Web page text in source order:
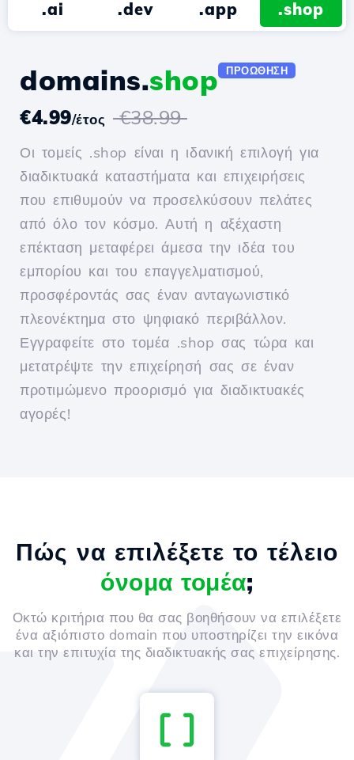
.ai .dev .app .shop
domains.shop ΠΡΟΏΘΗΣΗ
€4.99/έτος €38.99
Οι τομείς .shop είναι η ιδανική επιλογή για
διαδικτυακά καταστήματα και επιχειρήσεις
που επιθυμούν να προσελκύσουν πελάτες
από όλο τον κόσμο. Αυτή η αξέχαστη
επέκταση μεταφέρει άμεσα την ιδέα του
εμπορίου και του επαγγελματισμού,
προσφέροντάς σας έναν ανταγωνιστικό
πλεονέκτημα στο ψηφιακό περιβάλλον.
Εγγραφείτε στο τομέα .shop σας τώρα και
μετατρέψτε την επιχείρησή σας σε έναν
προτιμώμενο προορισμό για διαδικτυακές
αγορές!
Πώς να επιλέξετε το τέλειο
όνομα τομέα;
Οκτώ κριτήρια που θα σας βοηθήσουν να επιλέξετε
ένα αξιόπιστο domain που υποστηρίζει την εικόνα
και την επιτυχία της διαδικτυακής σας επιχείρησης.